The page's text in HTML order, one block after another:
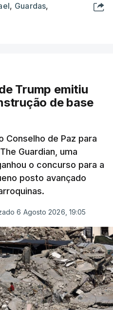
, Guardas,
Trump emitiu
de base
Conselho de Paz para
Guardian, uma
o concurso para a
posto avançado
6 Agosto 2026, 19:05